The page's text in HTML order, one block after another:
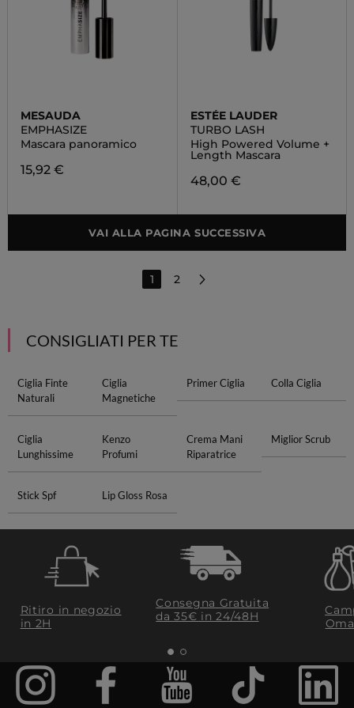
MESAUDA
EMPHASIZE
Mascara panoramico
15,92 €
ESTÉE LAUDER
TURBO LASH
High Powered Volume +
Length Mascara
48,00 €
VAI ALLA PAGINA SUCCESSIVA
1 2
CONSIGLIATI PER TE
Ciglia Finte
Naturali
Ciglia
Magnetiche
Primer Ciglia Colla Ciglia
Ciglia
Lunghissime
Kenzo
Profumi
Crema Mani
Riparatrice
Miglior Scrub
Stick Spf Lip Gloss Rosa
Ritiro in negozio
in 2H
Consegna Gratuita
da 35€​ in 24/48H